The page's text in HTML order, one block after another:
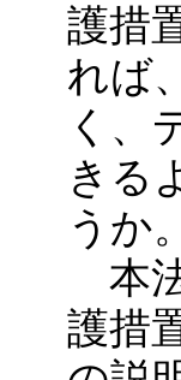
護措
れば
く、
きる
うか
本
護措